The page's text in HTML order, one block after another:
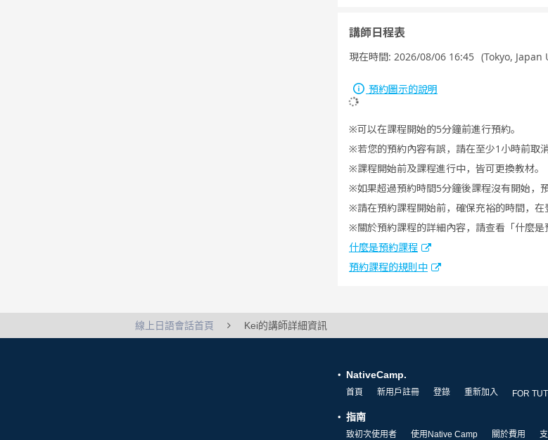
講師日程表
現在時間: 2026/08/06 16:45 (Tokyo, Japan
預約圖示的說明
可以在課程開始的5分鐘前進行預約。
若您的預約內容有誤，請在至少1小時前取
課程開始前及課程進行中，皆可更換教材。
如果超過預約時間5分鐘後課程沒有開始，
請在預約課程開始前，確保充裕的時間，在
關於預約課程的詳細內容，請查看「什麼是
什麼是預約課程
預約課程的規則中
線上日語會話首頁 Kei的講師詳細資訊
NativeCamp.
首頁 新用戶註冊 登錄 重新加入 FOR
指南
致初次使用者 使用Native Camp 關於費用